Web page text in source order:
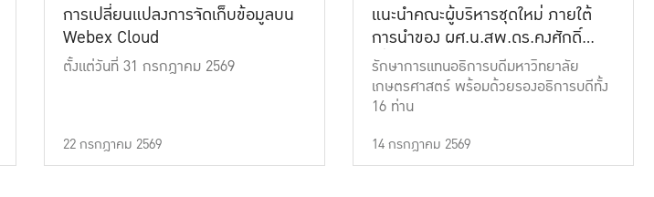
การเปลี่ยนแปลงการจัดเก็บข้อมูลบน
Webex Cloud
ตั้งแต่วันที่ 31 กรกฎาคม 2569
22 กรกฎาคม 2569
แนะนำคณะผู้บริหารชุดใหม่ ภายใต้
การนำของ ผศ.น.สพ.ดร.คงศักดิ์
เที่ยงธรรม
รักษาการแทนอธิการบดีมหาวิทยาลัย
เกษตรศาสตร์ พร้อมด้วยรองอธิการบดีทั้ง
16 ท่าน
14 กรกฎาคม 2569